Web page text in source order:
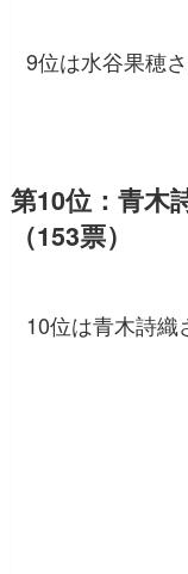
9位は水谷果穂さ
第10位：青木
（153票）
10位は青木詩織